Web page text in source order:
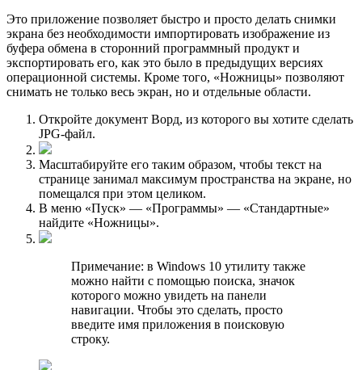
Это приложение позволяет быстро и просто делать снимки
экрана без необходимости импортировать изображение из
буфера обмена в сторонний программный продукт и
экспортировать его, как это было в предыдущих версиях
операционной системы. Кроме того, «Ножницы» позволяют
снимать не только весь экран, но и отдельные области.
Откройте документ Ворд, из которого вы хотите сделать
JPG-файл.
Масштабируйте его таким образом, чтобы текст на
странице занимал максимум пространства на экране, но
помещался при этом целиком.
В меню «Пуск» — «Программы» — «Стандартные»
найдите «Ножницы».
Примечание: в Windows 10 утилиту также
можно найти с помощью поиска, значок
которого можно увидеть на панели
навигации. Чтобы это сделать, просто
введите имя приложения в поисковую
строку.